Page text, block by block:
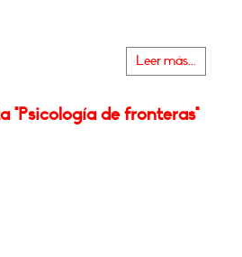
Leer más...
"Psicología de fronteras"